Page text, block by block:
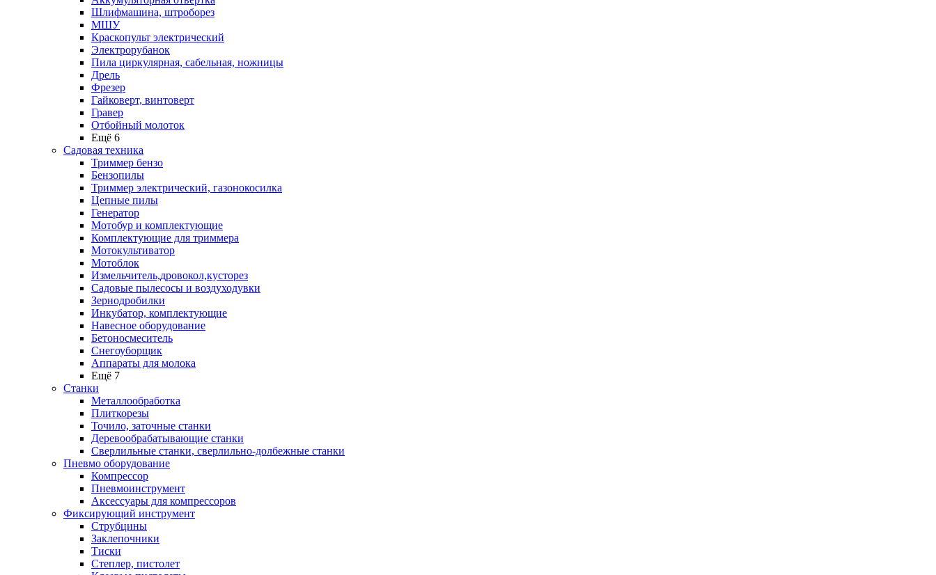
Шлифмашина, штроборез
МШУ
Краскопульт электрический
Электрорубанок
Пила циркулярная, сабельная, ножницы
Дрель
Фрезер
Гайковерт, винтоверт
Гравер
Отбойный молоток
Ещё 6
Садовая техника
Триммер бензо
Бензопилы
Триммер электрический, газонокосилка
Цепные пилы
Генератор
Мотобур и комплектующие
Комплектующие для триммера
Мотокультиватор
Мотоблок
Измельчитель,дровокол,кусторез
Садовые пылесосы и воздуходувки
Зернодробилки
Инкубатор, комплектующие
Навесное оборудование
Бетоносмеситель
Снегоуборщик
Аппараты для молока
Ещё 7
Станки
Металлообработка
Плиткорезы
Точило, заточные станки
Деревообрабатывающие станки
Сверлильные станки, сверлильно-долбежные станки
Пневмо оборудование
Компрессор
Пневмоинструмент
Аксессуары для компрессоров
Фиксирующий инструмент
Струбцины
Заклепочники
Тиски
Степлер, пистолет